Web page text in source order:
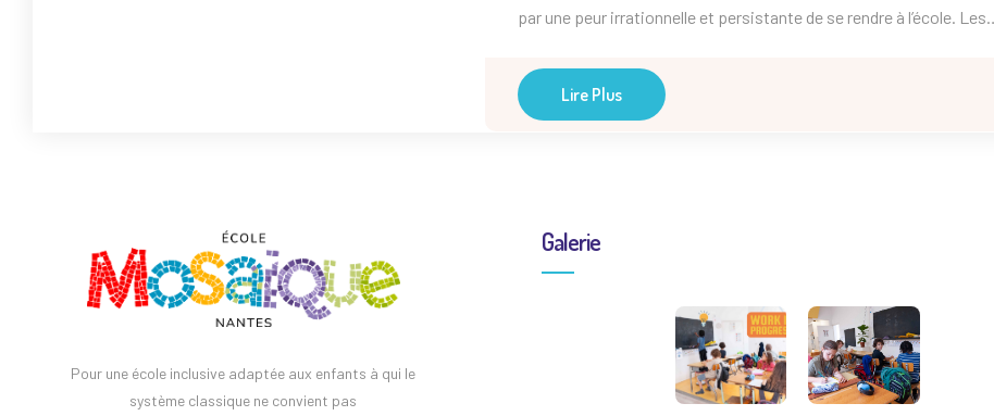
par une peur irrationnelle et persistante de se rendre à l’école. Les
symptômes physiques (maux de ventre, nausées, maux de tête) et
psychologiques (anxiété, crises de panique). Cette phobie peut être
Lire Plus
Pour une école inclusive adaptée aux enfants à qui le
système classique ne convient pas
Galerie